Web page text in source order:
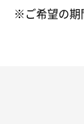
※ご希望の期